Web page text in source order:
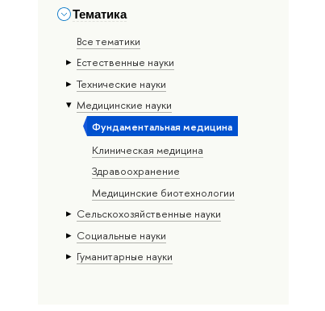
Тематика
Все тематики
Естественные науки
Тех­ничес­кие науки
Медицинские науки
Фундаментальная медицина
Клиническая медицина
Здравоохранение
Медицинские биотехнологии
Сельскохозяйственные науки
Социальные науки
Гуманитарные науки